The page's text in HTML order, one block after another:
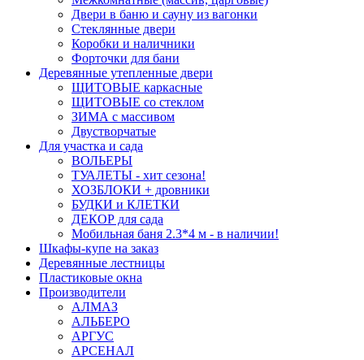
Двери в баню и сауну из вагонки
Стеклянные двери
Коробки и наличники
Форточки для бани
Деревянные утепленные двери
ЩИТОВЫЕ каркасные
ЩИТОВЫЕ со стеклом
ЗИМА с массивом
Двустворчатые
Для участка и сада
ВОЛЬЕРЫ
ТУАЛЕТЫ - хит сезона!
ХОЗБЛОКИ + дровники
БУДКИ и КЛЕТКИ
ДЕКОР для сада
Мобильная баня 2.3*4 м - в наличии!
Шкафы-купе на заказ
Деревянные лестницы
Пластиковые окна
Производители
АЛМАЗ
АЛЬБЕРО
АРГУС
АРСЕНАЛ